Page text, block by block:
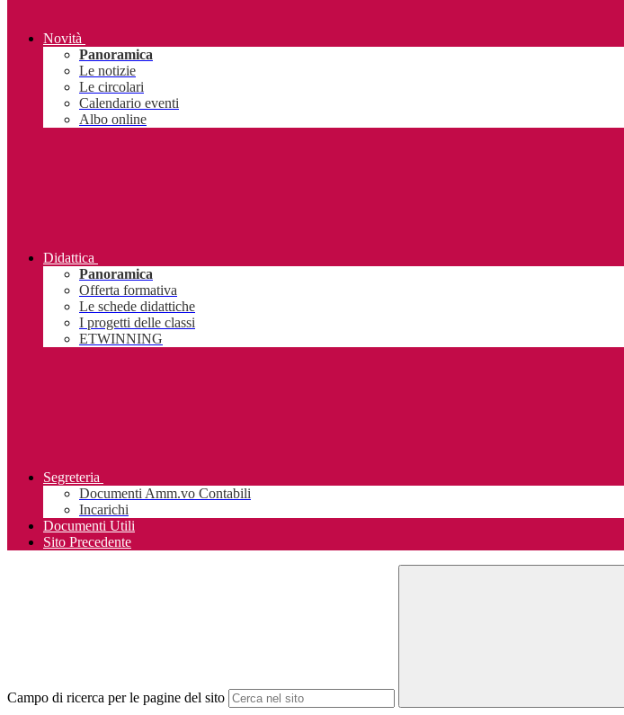
Novità
Panoramica
Le notizie
Le circolari
Calendario eventi
Albo online
Didattica
Panoramica
Offerta formativa
Le schede didattiche
I progetti delle classi
ETWINNING
Segreteria
Documenti Amm.vo Contabili
Incarichi
Documenti Utili
Sito Precedente
Campo di ricerca per le pagine del sito